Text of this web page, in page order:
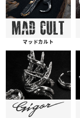
マッドカルト